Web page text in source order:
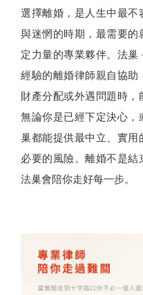
選擇離婚，是人生中最
與迷惘的時期，最需要
定力量的專業夥伴。法
經驗的離婚律師親自協助
財產分配或外遇問題時，
無論你是已經下定決心
巢都能提供最中立、實
必要的風險。離婚不是結
法巢會陪你走好每一步。